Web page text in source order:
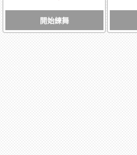
開始練舞